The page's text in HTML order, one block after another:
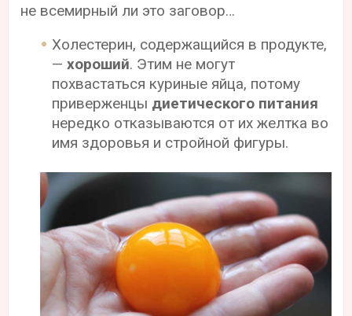
не всемирный ли это заговор…
Холестерин, содержащийся в продукте,
—хороший. Этим не могут
похвастаться куриные яйца, потому
приверженцы диетического питания
нередко отказываются от их желтка во
имя здоровья и стройной фигуры.